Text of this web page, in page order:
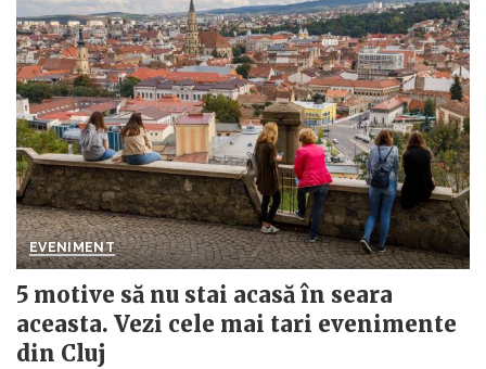
EVENIMENT
5 motive să nu stai acasă în seara
aceasta. Vezi cele mai tari evenimente
din Cluj